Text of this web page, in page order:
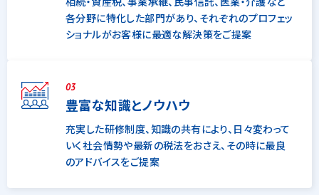
各分野に特化した部門があり、それぞれのプロフェッ
ショナルがお客様に最適な解決策をご提案
03
豊富な知識とノウハウ
充実した研修制度、知識の共有により、日々変わって
いく社会情勢や最新の税法をおさえ、その時に最良
のアドバイスをご提案